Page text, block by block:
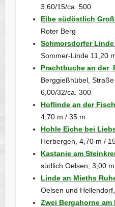
3,60/15/ca. 500
Eibe südöstlich
Roter Berg
Schmorsdorfer
Sommer-Linde 11,20
Prachtbuche an der
Berggießhübel,
6,00/32/ca. 300
Hoflinde an der
4,70 m / 35 m
Hohle Eiche bei
Herbergen, 4,70 m /
Kastanie am
südlich Oelsen, 3,00
Linde an Mieths
Oelsen und
Zwei Bergahorne am